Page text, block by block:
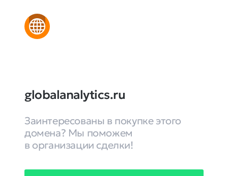
globalanalytics.ru
Заинтересованы в покупке этого
домена? Мы поможем
в организации сделки!